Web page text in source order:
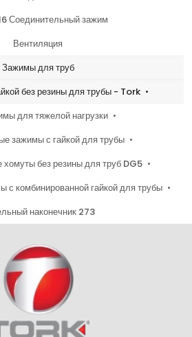
Соединительный зажим
Вентиляция
Зажимы для труб
без резины для трубы - Tork
для тяжелой нагрузки
зажимы с гайкой для трубы
без резины для труб DG5
с комбинированной гайкой для трубы
наконечник 273